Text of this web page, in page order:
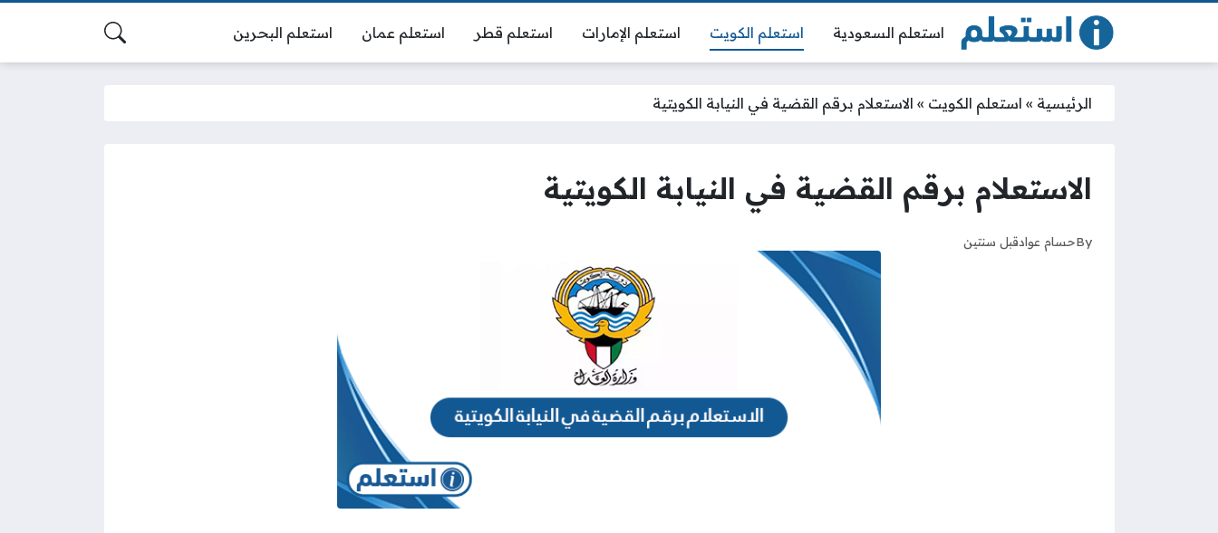
استعلم السعودية استعلم الكويت استعلم الإمارات استعلم قطر استعلم عمان استعلم البحرين
الرئيسية » استعلم الكويت » الاستعلام برقم القضية في النيابة الكويتية
الاستعلام برقم القضية في النيابة الكويتية
Byحسام عوادقبل سنتين